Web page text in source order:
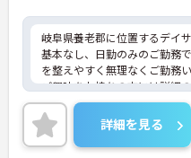
岐阜県養老郡に位置するデイ
基本なし、日勤のみのご勤務
を整えやすく無理なくご勤務
ご興味をお持ちの方には詳細
トをお伝えしますのでお気軽
いませ。
詳細を見る